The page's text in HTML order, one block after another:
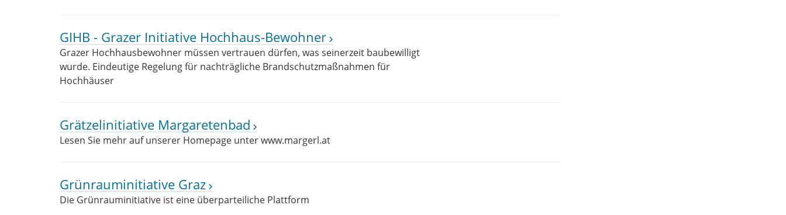
GIHB - Grazer Initiative Hochhaus-Bewohner
Grazer Hochhausbewohner müssen vertrauen dürfen, was seinerzeit baubewilligt
wurde. Eindeutige Regelung für nachträgliche Brandschutzmaßnahmen für
Hochhäuser
Grätzelinitiative Margaretenbad
Lesen Sie mehr auf unserer Homepage unter www.margerl.at
Grünrauminitiative Graz
Die Grünrauminitiative ist eine überparteiliche Plattform